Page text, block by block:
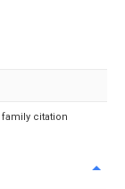
family citation